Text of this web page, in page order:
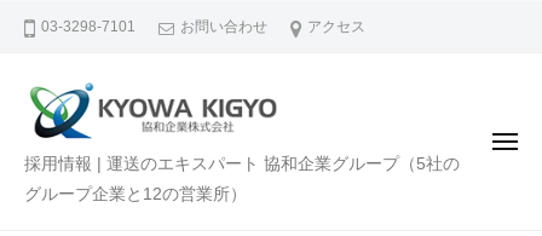
03-3298-7101 お問い合わせ アクセス
採
用
採用情報 | 運送のエキスパート 協和企業グループ（5社の
グループ企業と12の営業所）
メ
用
報
運
送
の